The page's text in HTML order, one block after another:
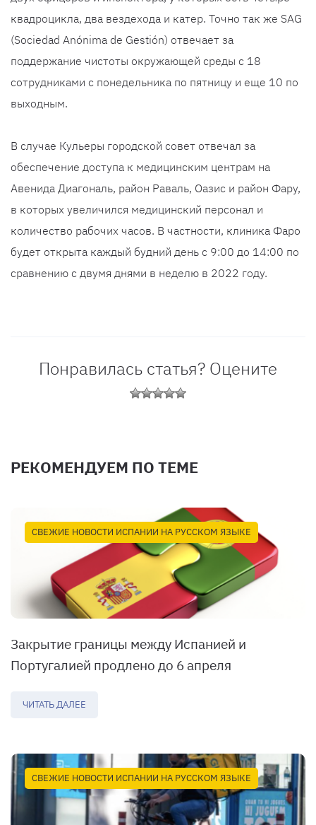
квадроцикла, два вездехода и катер. Точно так же SAG
(Sociedad Anónima de Gestión) отвечает за
поддержание чистоты окружающей среды с 18
сотрудниками с понедельника по пятницу и еще 10 по
выходным.
В случае Кульеры городской совет отвечал за
обеспечение доступа к медицинским центрам на
Авенида Диагональ, район Раваль, Оазис и район Фару,
в которых увеличился медицинский персонал и
количество рабочих часов. В частности, клиника Фаро
будет открыта каждый будний день с 9:00 до 14:00 по
сравнению с двумя днями в неделю в 2022 году.
Понравилась статья? Оцените
РЕКОМЕНДУЕМ ПО ТЕМЕ
СВЕЖИЕ НОВОСТИ ИСПАНИИ НА РУССКОМ ЯЗЫКЕ
Закрытие границы между Испанией и
Португалией продлено до 6 апреля
ЧИТАТЬ ДАЛЕЕ
СВЕЖИЕ НОВОСТИ ИСПАНИИ НА РУССКОМ ЯЗЫКЕ